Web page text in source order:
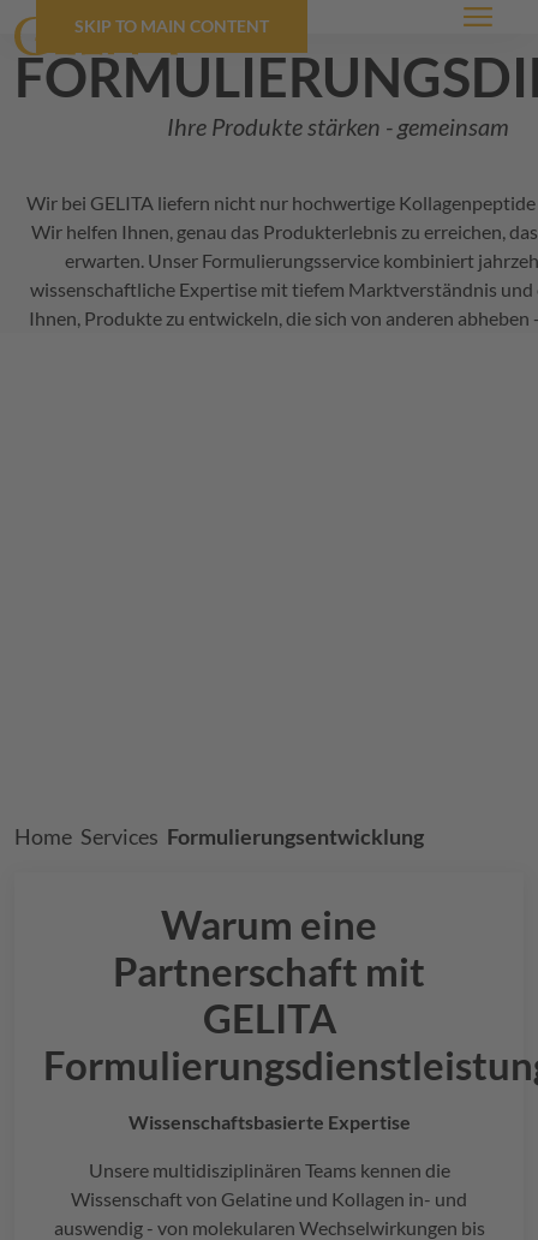
SKIP TO MAIN CONTENT Menü
Ihre Produkte stärken - gemeinsam
Wir bei GELITA liefern nicht nur hochwertige
Wir helfen Ihnen, genau das Produkterlebnis zu erreichen,
erwarten. Unser Formulierungsservice kombiniert
wissenschaftliche Expertise mit tiefem Marktverständnis und
Ihnen, Produkte zu entwickeln, die sich von anderen
Breadcrumb
Home Services Formulierungsentwicklung
Warum eine
Partnerschaft mit
GELITA
Wissenschaftsbasierte Expertise
Unsere multidisziplinären Teams kennen die
Wissenschaft von Gelatine und Kollagen in- und
auswendig - von molekularen Wechselwirkungen bis